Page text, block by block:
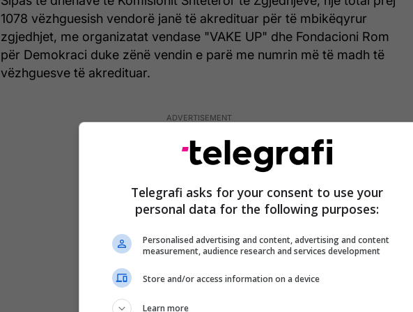
1078 vëzhguesish vendorë janë të akredituar për të mbikëqyrur
zgjedhjet, me organizatat vendase "VAKE UP" dhe Fondacioni Rom
për Demokraci duke zënë vendin e parë me numrin më të madh të
vëzhguesve të akredituar.
Telegrafi asks for your consent to use your
personal data for the following purposes:
Personalised advertising and content, advertising and content
measurement, audience research and services development
Store and/or access information on a device
Learn more